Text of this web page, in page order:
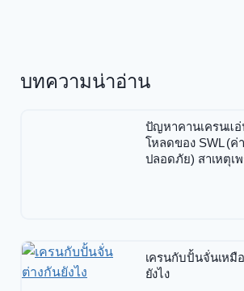
บทความน่าอ่าน
ปัญหาคานเครนแอ่
โหลดของ SWL (ค่
ปลอดภัย) สาเหตุเ
เครนกับปั้นจั่นเหมื
ยังไง